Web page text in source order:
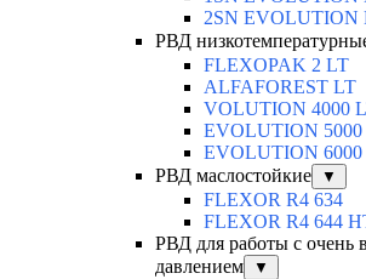
2SN EVOLUTION
РВД
FLEXOPAK 2 LT
ALFAFOREST LT
VOLUTION 4000
EVOLUTION
EVOLUTION
РВД маслостойкие
▼
FLEXOR R4 634
FLEXOR R4 644
РВД для работы с очень
давлением
▼